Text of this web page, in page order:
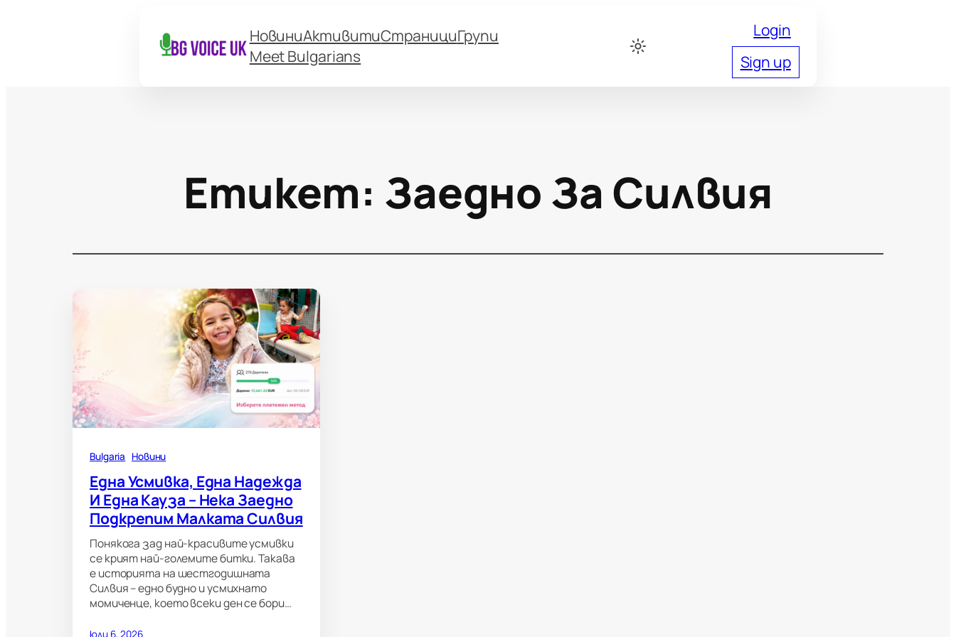
НовиниАктивитиСтранициГрупи
Meet Bulgarians
Login
Sign up
Етикет: Заедно За Силвия
Bulgaria Новини
Една Усмивка, Една Надежда
И Една Кауза – Нека Заедно
Подкрепим Малката Силвия
Понякога зад най-красивите усмивки
се крият най-големите битки. Такава
е историята на шестгодишната
Силвия – едно будно и усмихнато
момиченце, което всеки ден се бори…
юли 6, 2026